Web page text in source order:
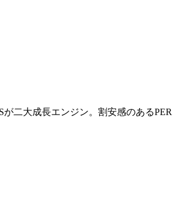
二大成長エンジン。割安感のあるPER